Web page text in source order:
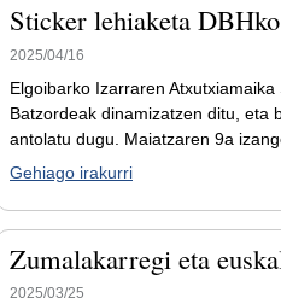
Sticker lehiaketa
2025/04/16
Elgoibarko Izarraren
Batzordeak dinamizatzen ditu, eta
antolatu dugu. Maiatzaren 9a
Gehiago irakurri
Zumalakarregi eta
2025/03/25